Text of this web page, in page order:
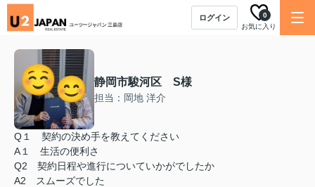
ログイン
お気に入り
0
静岡市駿河区 S様
担当：岡地 洋介
Q１ 契約の決め手を教えてください
A１ 生活の便利さ
Q2 契約日程や進行についていかがでしたか
A2 スムーズでした